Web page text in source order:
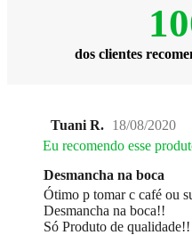
dos clientes
Tuani R. 18/08/2020
Eu recomendo esse
Desmancha na boca
Ótimo p tomar c café ou
Desmancha na boca!!
Só Produto de qualidade!!